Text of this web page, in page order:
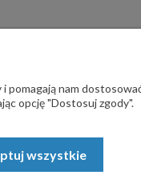
pomagają nam
opcję "Dostosuj zgody".
wszystkie